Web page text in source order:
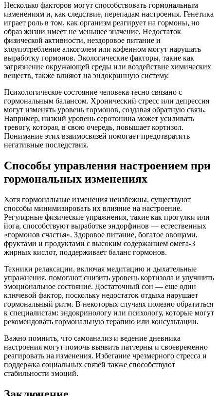
Несколько факторов могут способствовать гормональным
изменениям и, как следствие, перепадам настроения. Генетика
играет роль в том, как организм реагирует на гормоны, но
образ жизни имеет не меньшее значение. Недостаток
физической активности, нездоровое питание и
злоупотребление алкоголем или кофеином могут нарушать
выработку гормонов. Экологические факторы, такие как
загрязнение окружающей среды или воздействие химических
веществ, также влияют на эндокринную систему.
Психологическое состояние человека тесно связано с
гормональным балансом. Хронический стресс или депрессия
могут изменять уровень гормонов, создавая обратную связь.
Например, низкий уровень серотонина может усиливать
тревогу, которая, в свою очередь, повышает кортизол.
Понимание этих взаимосвязей помогает предотвратить
негативные последствия.
Способы управления настроением при
гормональных изменениях
Хотя гормональные изменения неизбежны, существуют
способы минимизировать их влияние на настроение.
Регулярные физические упражнения, такие как прогулки или
йога, способствуют выработке эндорфинов — естественных
«гормонов счастья». Здоровое питание, богатое овощами,
фруктами и продуктами с высоким содержанием омега-3
жирных кислот, поддерживает баланс гормонов.
Техники релаксации, включая медитацию и дыхательные
упражнения, помогают снизить уровень кортизола и улучшить
эмоциональное состояние. Достаточный сон — еще один
ключевой фактор, поскольку недостаток отдыха нарушает
гормональный ритм. В некоторых случаях полезно обратиться
к специалистам: эндокринологу или психологу, которые могут
рекомендовать гормональную терапию или консультации.
Важно помнить, что самоанализ и ведение дневника
настроения могут помочь выявить паттерны и своевременно
реагировать на изменения. Избегание чрезмерного стресса и
поддержка социальных связей также способствуют
стабильности эмоций.